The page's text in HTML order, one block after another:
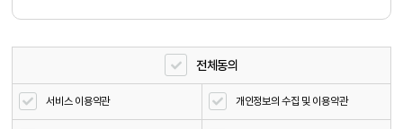
전체동의
서비스 이용약관 개인정보의 수집 및 이용약관